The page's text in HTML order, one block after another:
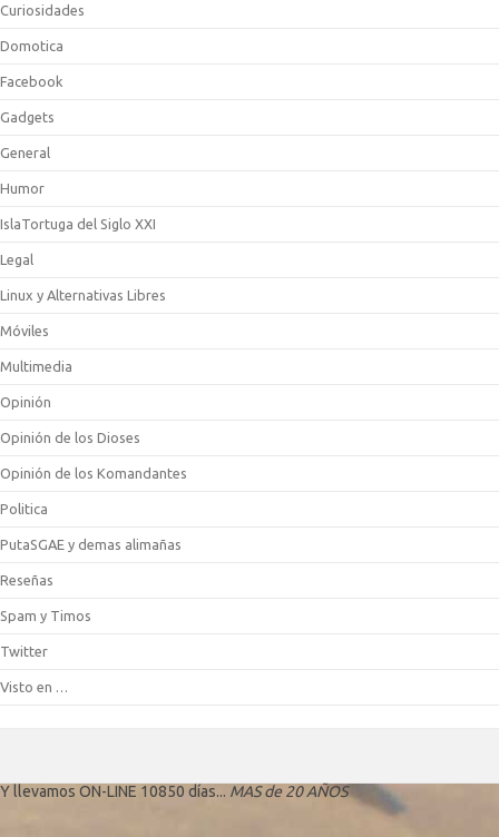
Curiosidades
Domotica
Facebook
Gadgets
General
Humor
IslaTortuga del Siglo XXI
Legal
Linux y Alternativas Libres
Móviles
Multimedia
Opinión
Opinión de los Dioses
Opinión de los Komandantes
Politica
PutaSGAE y demas alimañas
Reseñas
Spam y Timos
Twitter
Visto en …
Y llevamos ON-LINE 10850 días... MAS de 20 AÑOS